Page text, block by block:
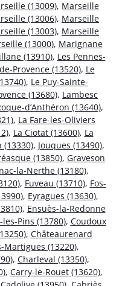
(13009), Marseille
(13006), Marseille
(13003), Marseille
(13000), Marignane
(13910), Les Pennes-
Provence (13520), Le
, Le Puy-Sainte-
(13680), Lambesc
d’Anthéron (13640),
, La Fare-les-Oliviers
, La Ciotat (13600), La
(13330), Jouques (13490),
(13850), Graveson
la-Nerthe (13180),
, Fuveau (13710), Fos-
, Eyragues (13630),
, Ensuès-la-Redonne
les-Pins (13780), Coudoux
, Châteaurenard
Martigues (13220),
, Charleval (13350),
, Carry-le-Rouet (13620),